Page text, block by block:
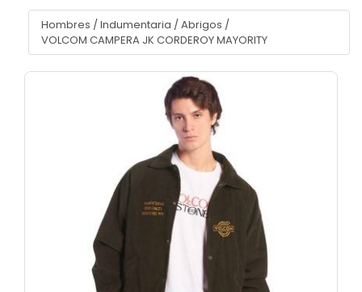
Hombres / Indumentaria / Abrigos /
VOLCOM CAMPERA JK CORDEROY MAYORITY